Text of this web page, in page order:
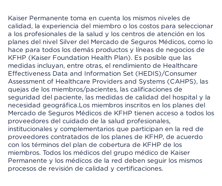
Kaiser Permanente toma en cuenta los mismos niveles de
calidad, la experiencia del miembro o los costos para seleccionar
a los profesionales de la salud y los centros de atención en los
planes del nivel Silver del Mercado de Seguros Médicos, como lo
hace para todos los demás productos y líneas de negocios de
KFHP (Kaiser Foundation Health Plan). Es posible que las
medidas incluyan, entre otras, el rendimiento de Healthcare
Effectiveness Data and Information Set (HEDIS)/Consumer
Assessment of Healthcare Providers and Systems (CAHPS), las
quejas de los miembros/pacientes, las calificaciones de
seguridad del paciente, las medidas de calidad del hospital y la
necesidad geográfica.Los miembros inscritos en los planes del
Mercado de Seguros Médicos de KFHP tienen acceso a todos los
proveedores del cuidado de la salud profesionales,
institucionales y complementarios que participan en la red de
proveedores contratados de los planes de KFHP, de acuerdo
con los términos del plan de cobertura de KFHP de los
miembros. Todos los médicos del grupo médico de Kaiser
Permanente y los médicos de la red deben seguir los mismos
procesos de revisión de calidad y certificaciones.